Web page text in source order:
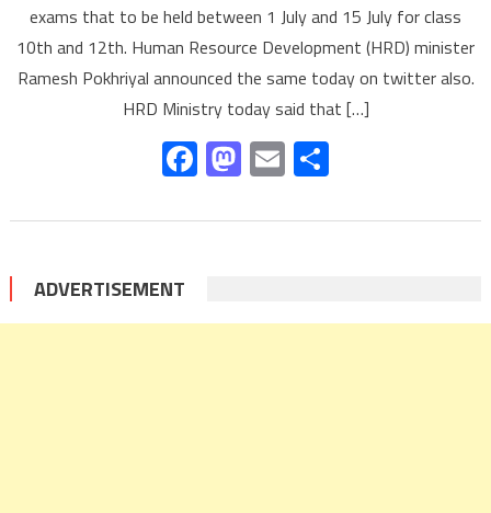
exams that to be held between 1 July and 15 July for class
10th and 12th. Human Resource Development (HRD) minister
Ramesh Pokhriyal announced the same today on twitter also.
HRD Ministry today said that […]
Facebook
Mastodon
Email
ADVERTISEMENT